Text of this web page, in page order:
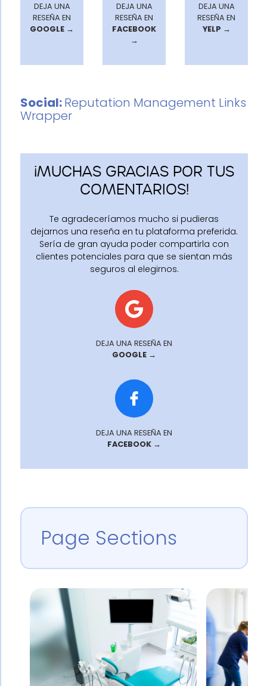
DEJA UNA
RESEÑA EN
GOOGLE →
DEJA UNA
RESEÑA EN
FACEBOOK
→
DEJA UNA
RESEÑA EN
YELP →
Social:Reputation Management Links
Wrapper
¡MUCHAS GRACIAS POR TUS
COMENTARIOS!
Te agradeceríamos mucho si pudieras
dejarnos una reseña en tu plataforma preferida.
Sería de gran ayuda poder compartirla con
clientes potenciales para que se sientan más
seguros al elegirnos.
DEJA UNA RESEÑA EN
GOOGLE →
DEJA UNA RESEÑA EN
FACEBOOK →
Page Sections